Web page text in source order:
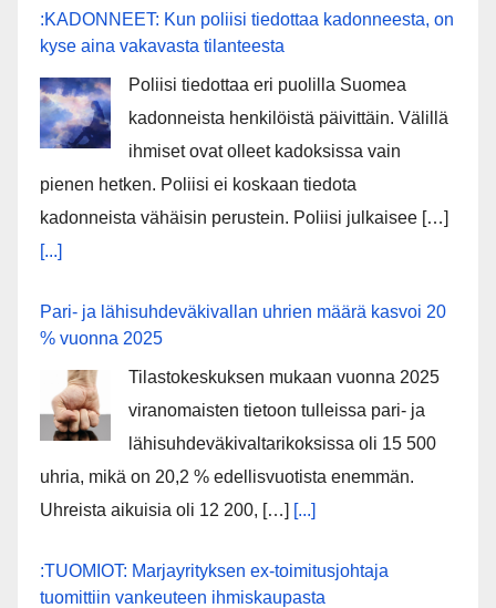
:KADONNEET: Kun poliisi tiedottaa kadonneesta, on
kyse aina vakavasta tilanteesta
Poliisi tiedottaa eri puolilla Suomea
kadonneista henkilöistä päivittäin. Välillä
ihmiset ovat olleet kadoksissa vain
pienen hetken. Poliisi ei koskaan tiedota
kadonneista vähäisin perustein. Poliisi julkaisee […]
[...]
Pari- ja lähisuhdeväkivallan uhrien määrä kasvoi 20
% vuonna 2025
Tilastokeskuksen mukaan vuonna 2025
viranomaisten tietoon tulleissa pari- ja
lähisuhdeväkivaltarikoksissa oli 15 500
uhria, mikä on 20,2 % edellisvuotista enemmän.
Uhreista aikuisia oli 12 200, […] [...]
:TUOMIOT: Marjayrityksen ex-toimitusjohtaja
tuomittiin vankeuteen ihmiskaupasta